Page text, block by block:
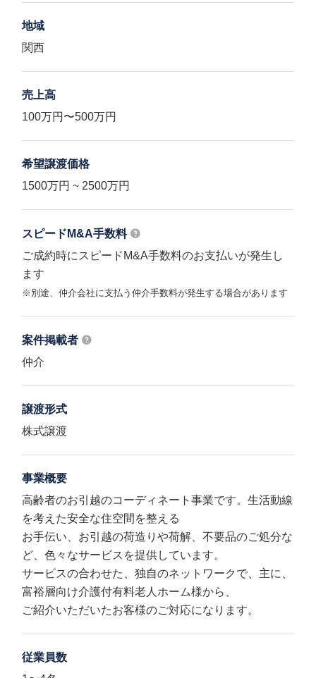
地域
関西
売上高
100万円〜500万円
希望譲渡価格
1500万円 ~ 2500万円
スピードM&A手数料
ご成約時にスピードM&A手数料のお支払いが発生し
ます
※別途、仲介会社に支払う仲介手数料が発生する場合があります
案件掲載者
仲介
譲渡形式
株式譲渡
事業概要
高齢者のお引越のコーディネート事業です。生活動線
を考えた安全な住空間を整える
お手伝い、お引越の荷造りや荷解、不要品のご処分な
ど、色々なサービスを提供しています。
サービスの合わせた、独自のネットワークで、主に、
富裕層向け介護付有料老人ホーム様から、
ご紹介いただいたお客様のご対応になります。
従業員数